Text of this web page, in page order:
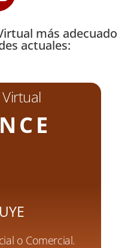
más adecuado
actuales:
o Comercial.